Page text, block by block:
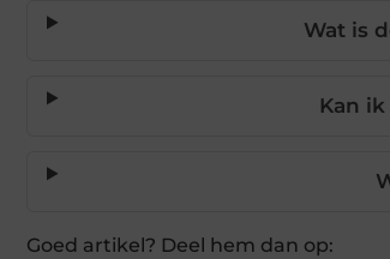
Wat is
Kan
Goed artikel? Deel hem dan op: